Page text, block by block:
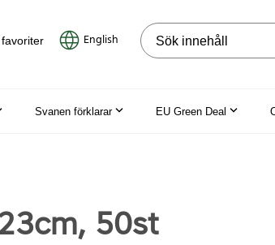
English Sök på webbplatsen
Svanen förklarar EU Green Deal
50st